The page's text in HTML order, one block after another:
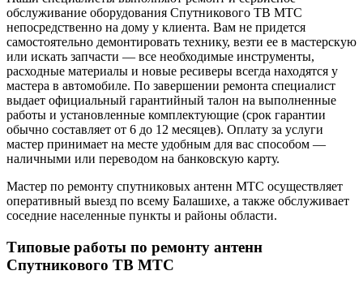
обслуживание оборудования Спутникового ТВ МТС
непосредственно на дому у клиента. Вам не придется
самостоятельно демонтировать технику, везти ее в мастерскую
или искать запчасти — все необходимые инструменты,
расходные материалы и новые ресиверы всегда находятся у
мастера в автомобиле. По завершении ремонта специалист
выдает официальный гарантийный талон на выполненные
работы и установленные комплектующие (срок гарантии
обычно составляет от 6 до 12 месяцев). Оплату за услуги
мастер принимает на месте удобным для вас способом —
наличными или переводом на банковскую карту.
Мастер по ремонту спутниковых антенн МТС осуществляет
оперативный выезд по всему Балашихе, а также обслуживает
соседние населенные пункты и районы области.
Типовые работы по ремонту антенн
Спутникового ТВ МТС